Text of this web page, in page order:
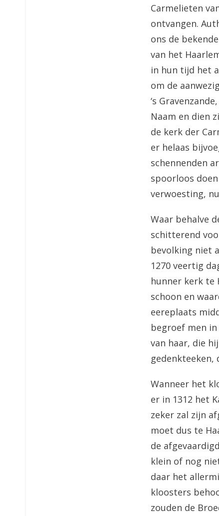
Carmelieten
ontvangen.
ons de
van het
in hun tijd het
om de
‘s
Naam en dien
de kerk der
er helaas
schennenden
spoorloos
verwoesting,
Waar behalve
schitterend
bevolking niet
1270 veertig
hunner kerk te
schoon en
eereplaats
begroef men
van haar, die
Wanneer het
er in 1312 het
zeker zal zijn
moet dus te
de
klein of nog
daar het
kloosters
zouden de